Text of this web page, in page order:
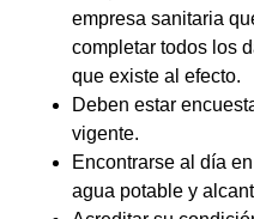
empresa sanitaria
completar todos los
que existe al efecto.
Deben estar
vigente.
Encontrarse al día
agua potable y